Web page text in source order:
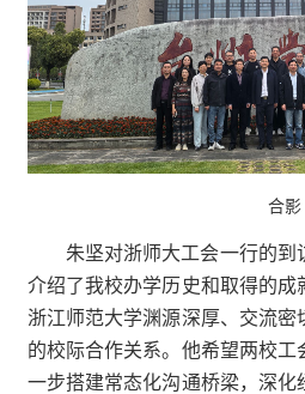
合影
朱坚对浙师大工会一行的
介绍了我校办学历史和取得的成
浙江师范大学渊源深厚、交流
的校际合作关系。他希望两校
一步搭建常态化沟通桥梁，深